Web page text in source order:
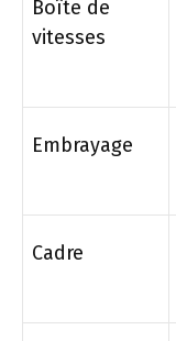
Boîte de
vitesses
Embrayage
Cadre